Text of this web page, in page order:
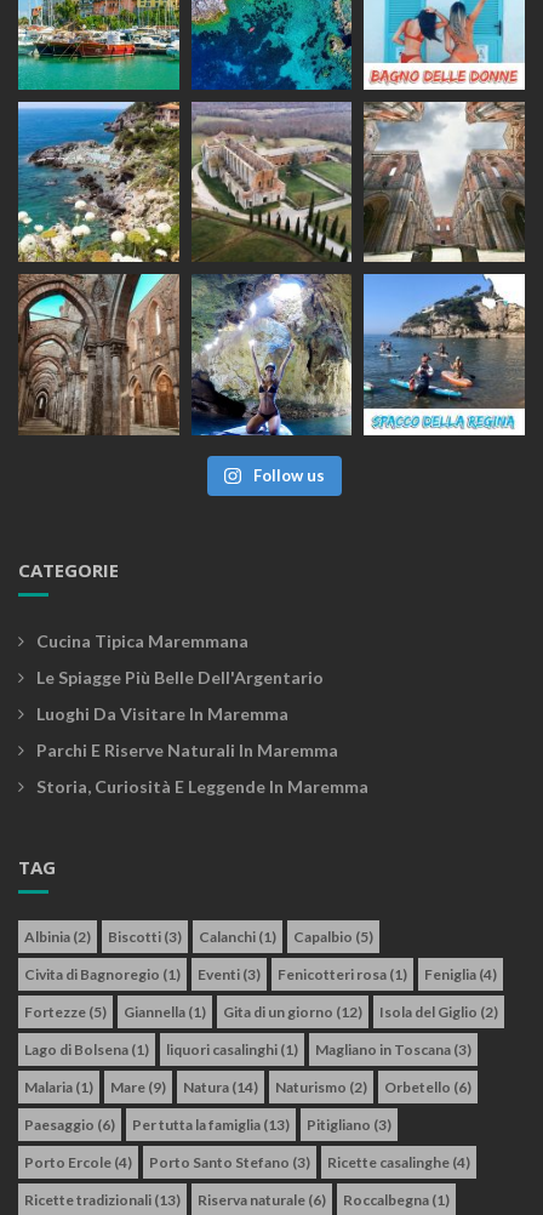
Follow us
CATEGORIE
Cucina Tipica Maremmana
Le Spiagge Più Belle Dell'Argentario
Luoghi Da Visitare In Maremma
Parchi E Riserve Naturali In Maremma
Storia, Curiosità E Leggende In Maremma
TAG
Albinia (2) Biscotti (3) Calanchi (1) Capalbio (5)
Civita di Bagnoregio (1) Eventi (3) Fenicotteri rosa (1) Feniglia (4)
Fortezze (5) Giannella (1) Gita di un giorno (12) Isola del Giglio (2)
Lago di Bolsena (1) liquori casalinghi (1) Magliano in Toscana (3)
Malaria (1) Mare (9) Natura (14) Naturismo (2) Orbetello (6)
Paesaggio (6) Per tutta la famiglia (13) Pitigliano (3)
Porto Ercole (4) Porto Santo Stefano (3) Ricette casalinghe (4)
Ricette tradizionali (13) Riserva naturale (6) Roccalbegna (1)